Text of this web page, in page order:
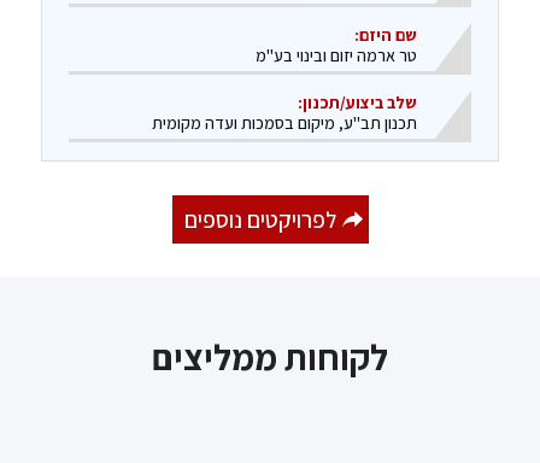
שם היזם:
טר ארמה יזום ובינוי בע"מ
שלב ביצוע/תכנון:
​תכנון תב"ע, מיקום בסמכות ועדה מקומית​ ​
לפרויקטים נוספים
לקוחות ממליצים